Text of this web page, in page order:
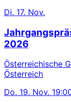
Di. 17. Nov.
2026
Österreichische
Österreich
Do. 19. Nov.